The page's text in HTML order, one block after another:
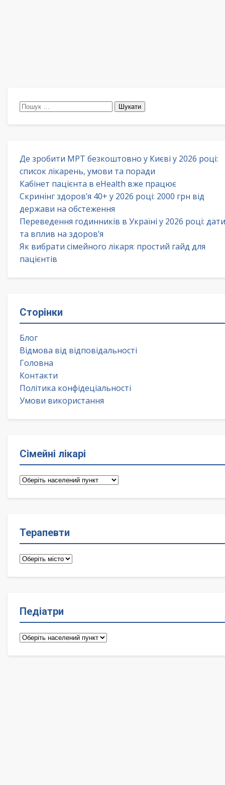
Пошук:
Де зробити МРТ безкоштовно у Києві у 2026 році:
список лікарень, умови та поради
Кабінет пацієнта в eHealth вже працює
Скринінг здоров’я 40+ у 2026 році: 2000 грн від
держави на обстеження
Переведення годинників в Україні у 2026 році: дати
та вплив на здоров’я
Як вибрати сімейного лікаря: простий гайд для
пацієнтів
Сторінки
Блог
Відмова від відповідальності
Головна
Контакти
Політика конфідеціальності
Умови використання
Сімейні лікарі
Сімейні
Терапевти
Терапевти
Педіатри
Педіатри